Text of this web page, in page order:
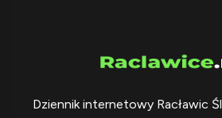
Dziennik internetowy Racławic